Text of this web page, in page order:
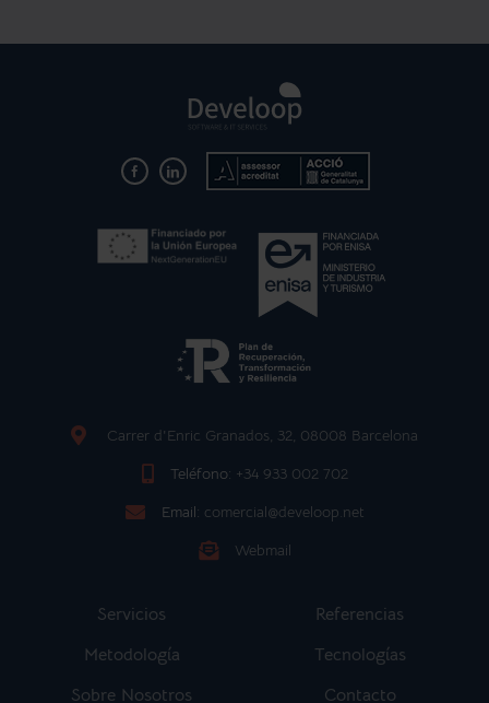
Carrer d'Enric Granados, 32, 08008 Barcelona
Teléfono: +34 933 002 702
Email: comercial@develoop.net
Webmail
Servicios
Referencias
Metodología
Tecnologías
Sobre Nosotros
Contacto